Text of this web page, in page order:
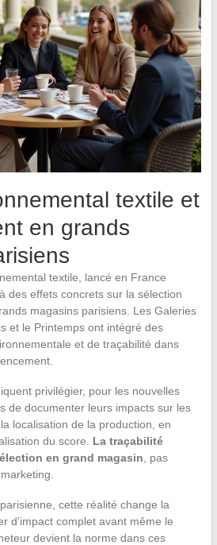
textile et
en grands
textile, lancé en France
des effets concrets sur la sélection
magasins parisiens. Les Galeries
et le Printemps ont intégré des
et de traçabilité dans
privilégier, pour les nouvelles
de documenter leurs impacts sur les
localisation de la production, en
du score. La traçabilité
en grand magasin , pas
cette réalité change la
d’impact complet avant même le
devient la norme dans ces